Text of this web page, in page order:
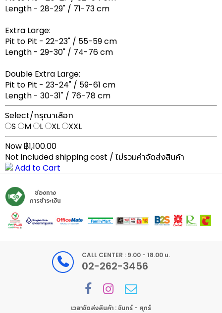
Length - 28-29" / 71-73 cm
Extra Large:
Pit to Pit - 22-23" / 55-59 cm
Length - 29-30" / 74-76 cm
Double Extra Large:
Pit to Pit - 23-24" / 59-61 cm
Length - 30-31" / 76-78 cm
Select/กรุณาเลือก
S
M L XL
XXL
Now ฿1,100.00
Not included shipping cost / ไม่รวมค่าจัดส่งสินค้า
Add to Cart
ช่องทาง
การชำระเงิน
CALL CENTER : 9.00 - 18.00 น.
02-262-3456
เวลาจัดส่งสินค้า : จันทร์ - ศุกร์